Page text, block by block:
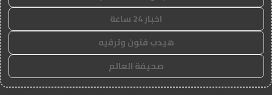
اخبار 24 ساعة
هيدب فنون وترفيه
صحيفة العالم